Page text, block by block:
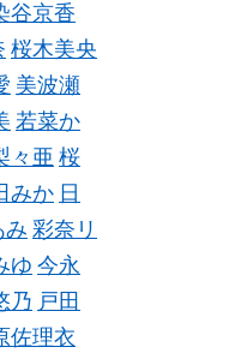
谷京香
桜木美央
美波瀬
若菜か
々亜 桜
みか 日
み 彩奈リ
ゆ 今永
乃 戸田
佐理衣